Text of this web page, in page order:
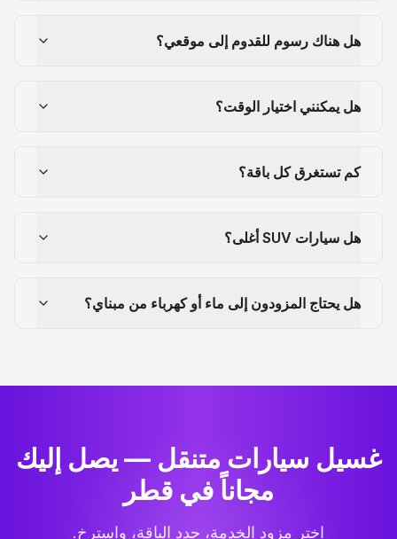
هل هناك رسوم للقدوم إلى موقعي؟
هل يمكنني اختيار الوقت؟
كم تستغرق كل باقة؟
هل سيارات SUV أغلى؟
هل يحتاج المزودون إلى ماء أو كهرباء من مبناي؟
غسيل سيارات متنقل — يصل إليك
مجاناً في قطر
اختر مزود الخدمة، حدد الباقة، واسترخِ.